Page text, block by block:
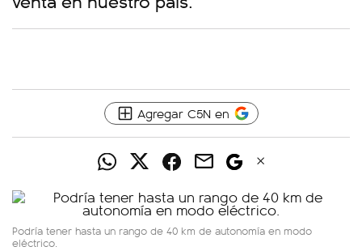
Agregar C5N en
Podría tener hasta un rango de 40 km de autonomía en modo
eléctrico.